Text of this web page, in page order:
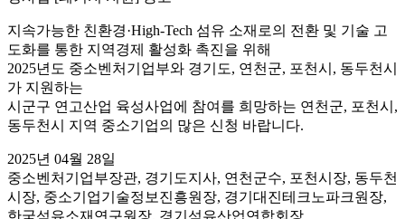
지속가능한 친환경·High-Tech 섬유 소재로의 전환 및 기술 고
도화를 통한 지역경제 활성화 촉진을 위해
2025년도 중소벤처기업부와 경기도, 연천군, 포천시, 동두천시
가 지원하는
시군구 연고산업 육성사업에 참여를 희망하는 연천군, 포천시,
동두천시 지역 중소기업의 많은 신청 바랍니다.
2025년 04월 28일
중소벤처기업부장관, 경기도지사, 연천군수, 포천시장, 동두천
시장, 중소기업기술정보진흥원장, 경기대진테크노파크원장,
한국섬유소재연구원장, 경기섬유산업연합회장